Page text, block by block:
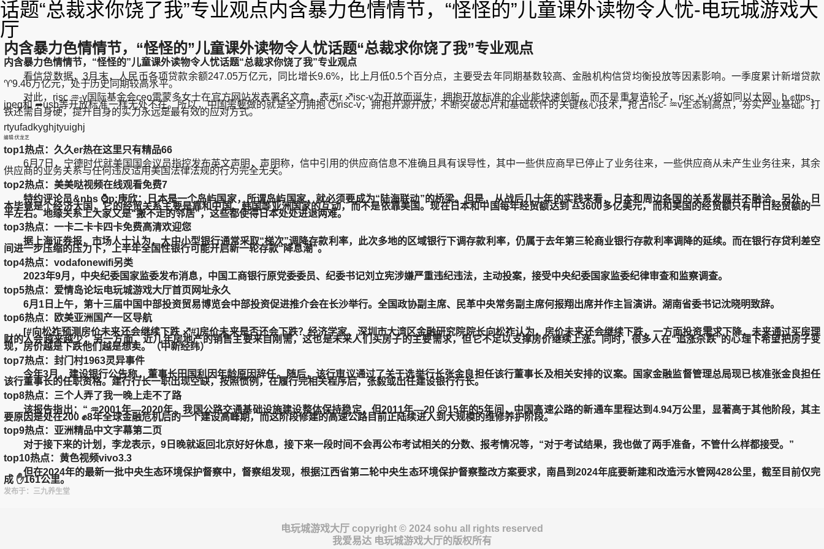
话题“总裁求你饶了我”专业观点内含暴力色情情节，“怪怪的”儿童课外读物令人忧-电玩城游戏大
厅
内含暴力色情情节，“怪怪的”儿童课外读物令人忧话题“总裁求你饶了我”专业观点
内含暴力色情情节，“怪怪的”儿童课外读物令人忧话题“总裁求你饶了我”专业观点
看信贷数据，3月末，人民币各项贷款余额247.05万亿元，同比增长9.6%，比上月低0.5个百分点，主要受去年同期基数较高、金融机构信贷均衡投放等因素影响。一季度累计新增贷款
♈9.46万亿元，处于历史同期较高水平。
对此，risc ♒-v国际基金会ceo雷蒙多女士在官方网站发表署名文章，表示r ♐isc-v为开放而诞生，拥抱开放标准的企业能快速创新，而不是重复造轮子，risc ♓-v将如同以太网、h ✊ttps、
jpeg和 ➦usb等开放标准一样无处不在。所以，中国需要做的就是全力拥抱 ⏱risc-v，拥抱开源开放，不断突破芯片和基础软件的关键核心技术，抢占risc- ♒v生态制高点，夯实产业基础。打
铁还需自身硬，提升自身的实力永远是最有效的应对方式。
rtyufadkyghjtyuighj
编辑:伏龙芝
top1热点：久久er热在这里只有精品66
6月7日，宁德时代就美国国会议员指控发布英文声明，声明称，信中引用的供应商信息不准确且具有误导性，其中一些供应商早已停止了业务往来，一些供应商从未产生业务往来，其余
供应商的业务关系与任何违反适用美国法律法规的行为完全无关。
top2热点：美美哒视频在线观看免费7
特约评论员&nbs ⌚p;庚欣：日本是一个岛屿国家，所谓岛屿国家，就必须要成为“陆海联动”的桥梁。但是，从战后几十年的实践来看，日本和周边各国的关系发展并不融洽。另外，日
本毕竟是个经济大国，它的经贸关系主要是靠和中国、韩国等亚洲国家的互动，而不是依靠美国。现在日本和中国每年经贸额达到 ♎3600多亿美元，而和美国的经贸额只有中日经贸额的一
半左右。地缘关系上大家又是“搬不走的邻居”，这些都使得日本处处进退两难。
top3热点：一卡二卡卡四卡免费高清欢迎您
据上海证券报，市场人士认为，大中小型银行通常采取“梯次”调降存款利率，此次多地的区域银行下调存款利率，仍属于去年第三轮商业银行存款利率调降的延续。而在银行存贷利差空
间进一步压缩的压力下，上半年全国性银行可能开启新一轮存款“降息潮”。
top4热点：vodafonewifi另类
2023年9月，中央纪委国家监委发布消息，中国工商银行原党委委员、纪委书记刘立宪涉嫌严重违纪违法，主动投案，接受中央纪委国家监委纪律审查和监察调查。
top5热点：爱情岛论坛电玩城游戏大厅首页网址永久
6月1日上午，第十三届中国中部投资贸易博览会中部投资促进推介会在长沙举行。全国政协副主席、民革中央常务副主席何报翔出席并作主旨演讲。湖南省委书记沈晓明致辞。
top6热点：欧美亚洲国产一区导航
[#向松祚预测房价未来还会继续下跌 ♐#]房价未来是否还会下跌？经济学家、深圳市大湾区金融研究院院长向松祚认为，房价未来还会继续下跌，一方面投资需求下降，未来通过买房理
财的人会越来越少；另一方面，近几年房地产的销售主要来自刚需，这也是未来人们买房子的主要需求，但它不足以支撑房价继续上涨。同时，很多人在“追涨杀跌”的心理下希望把房子变
现，房价越是下跌他们越是想卖。（中新经纬）
top7热点：封门村1963灵异事件
今年3月，建设银行公告称，董事长田国利因年龄原因辞任。随后，该行审议通过了关于选举行长张金良担任该行董事长及相关安排的议案。国家金融监督管理总局现已核准张金良担任
该行董事长的任职资格。建行行长一职出现空缺，按照惯例，在履行完相关程序后，张毅或出任建设银行行长。
top8热点：三个人弄了我一晚上走不了路
该报告指出：“ ♒2001年—2020年，我国公路交通基础设施建设整体保持稳定，但2011年—20 ☹15年的5年间，中国高速公路的新通车里程达到4.94万公里，显著高于其他阶段，其主
要原因是处在200 ✊8年全球金融危机后的一个建设高峰期，而这阶段修建的高速公路目前正陆续进入到大规模的维修养护阶段。”
top9热点：亚洲精品中文字幕第二页
对于接下来的计划，李龙表示，9日晚就返回北京好好休息，接下来一段时间不会再公布考试相关的分数、报考情况等，“对于考试结果，我也做了两手准备，不管什么样都接受。”
top10热点：黄色视频vivo3.3
但在2024年的最新一批中央生态环境保护督察中，督察组发现，根据江西省第二轮中央生态环境保护督察整改方案要求，南昌到2024年底要新建和改造污水管网428公里，截至目前仅完
成 ✋161公里。
发布于：三九养生堂
电玩城游戏大厅 copyright © 2024 sohu all rights reserved
我爱易达 电玩城游戏大厅的版权所有